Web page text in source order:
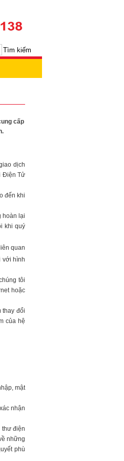
Tìm kiếm
cấp
dịch
Điện Tử
đến khi
hoàn lại
khi quý
quan
với hình
tôi
hoặc
thay đổi
của hệ
mật
nhận
thư điện
những
phù